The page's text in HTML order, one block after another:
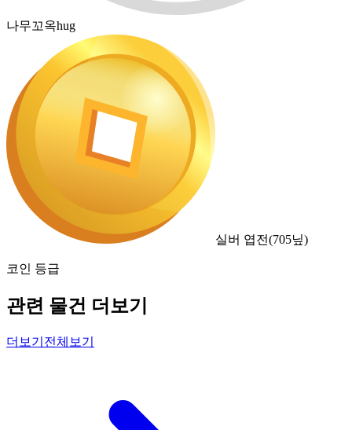
나무꼬옥hug
실버 엽전(705닢)
코인 등급
관련 물건 더보기
더보기 전체보기